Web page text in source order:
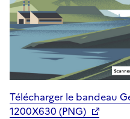
Télécharger le bandeau
1200X630 (PNG)